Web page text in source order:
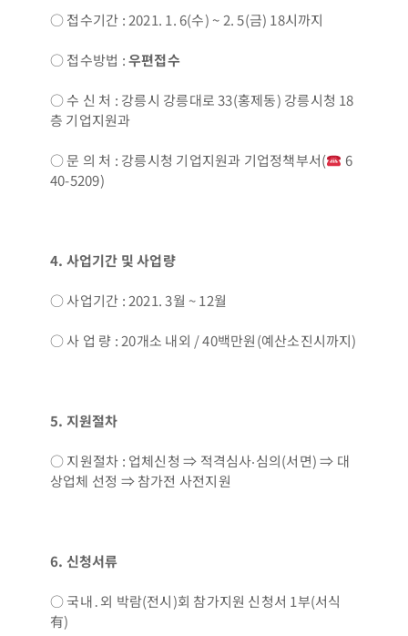
○ 접수기간 : 2021. 1. 6(수) ~ 2. 5(금) 18시까지
○ 접수방법 :우편접수
○ 수 신 처 : 강릉시 강릉대로 33(홍제동) 강릉시청 18
층 기업지원과
○ 문 의 처 : 강릉시청 기업지원과 기업정책부서(
6
40-5209)
4. 사업기간 및 사업량
○ 사업기간 : 2021. 3월 ~ 12월
○ 사 업 량 : 20개소 내외 / 40백만원(예산소진시까지)
5. 지원절차
○ 지원절차 : 업체신청 ⇒ 적격심사‧심의(서면) ⇒ 대
상업체 선정 ⇒ 참가전 사전지원
6. 신청서류
○ 국내․외 박람(전시)회 참가지원 신청서 1부(서식
有)